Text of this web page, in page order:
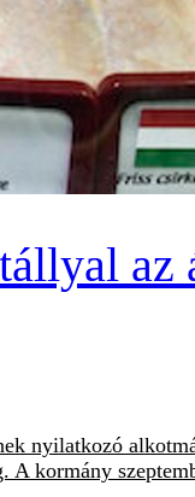
az
nyilatkozó
A kormány